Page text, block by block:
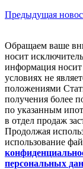
Предыдущая
Обращаем ваше
носит
информация
условиях не
положениями
получения более
по указанным
в отдел продаж
Продолжая
использование
персональных